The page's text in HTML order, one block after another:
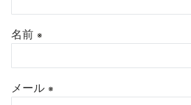
名前 ※
メール ※